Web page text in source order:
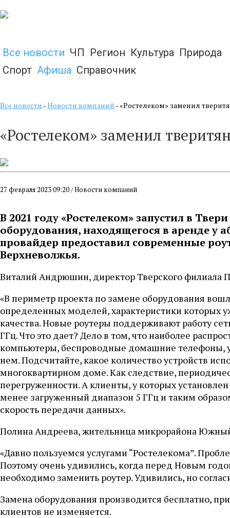
Все новости ЧП Регион Культура Природа
Спорт Афиша Справочник
Все новости -Новости компаний - «Ростелеком» заменил
«Ростелеком» заменил
27 февраля 2023 09:20 / Новости компаний
В 2021 году «Ростелеком» запустил в
оборудования, находящегося в аренде у
провайдер предоставил современные
Верхневолжья.
Виталий Андрюшин, директор Тверского филиала
«В периметр проекта по замене оборудования
определенных моделей, характеристики которых
качества. Новые роутеры поддерживают работу
ГГц. Что это дает? Дело в том, что наиболее
компьютеры, беспроводные домашние телефоны,
нем. Подсчитайте, какое количество устройств
многоквартирном доме. Как следствие,
перегруженности. А клиенты, у которых
менее загруженный диапазон 5 ГГц и таким
скорость передачи данных».
Полина Андреева, жительница микрорайона
«Давно пользуемся услугами “Ростелекома”.
Поэтому очень удивились, когда перед Новым
необходимо заменить роутер. Удивились, но
Замена оборудования производится бесплатно,
клиентов не изменяется.